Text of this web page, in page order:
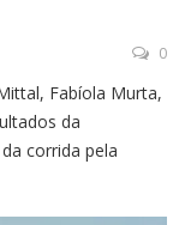
0
Fabíola Murta,
da
corrida pela